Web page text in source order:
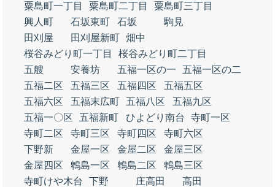
粟島町一丁目
粟島町二丁目
粟島町三丁目
興人町
石坂東町 石坂
駒見
田刈屋
田刈屋新町 畑中
桜谷みどり町一丁目
桜谷みどり町二丁目
五艘
安養坊 五福一区の一
五福一区の二
五福二区
五福三区 五福四区
五福五区
五福六区
五福末広町 五福八区
五福九区
五福一〇区
五福新町 ひよどり南台
寺町一区
寺町二区
寺町三区 寺町四区
寺町六区
下野新
金屋一区 金屋二区
金屋三区
金屋四区
鵯島一区 鵯島二区
鵯島三区
寺町けや木台
下野 庄高田
高田